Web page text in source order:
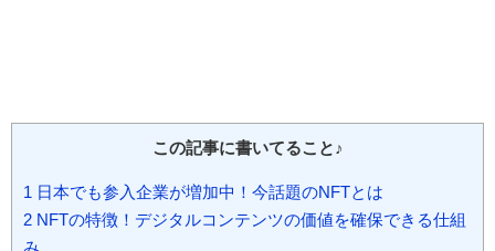
この記事に書いてること♪
1 日本でも参入企業が増加中！今話題のNFTとは
2 NFTの特徴！デジタルコンテンツの価値を確保できる仕組